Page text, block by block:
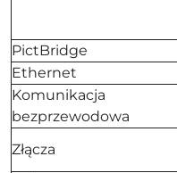
PictBridge
Ethernet
Komunikacja
bezprzewodowa
Złącza